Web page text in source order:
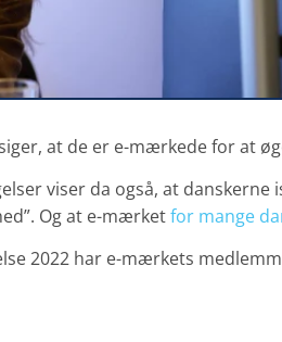
at de er e-mærkede for at
viser da også, at
Og at e-mærketfor mange
2022 har e-mærkets